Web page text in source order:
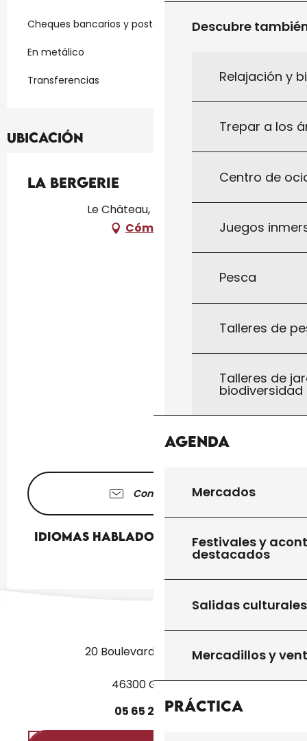
Descubre
Relajación y
Trepar a los
Centro de
Juegos
Pesca
Talleres de
Talleres de
biodiversidad
Agenda
Mercados
Festivales y
destacados
Salidas culturales
Mercadillos y
Práctica
Cheques bancarios y postales
En metálico
Transferencias
Ubicación
La Bergerie
Le Château, 46310 Uzech
Cómo llegar
Contáctenos
Idiomas hablados
Idiomas hablados
20 Boulevard des Martyrs
46300 Gourdon
05 65 27 5250